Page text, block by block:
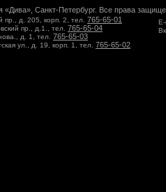
«Дива», Санкт-Петербург. Все права
пр., д. 205, корп. 2, тел. 765-65-01
пр., д.1., тел. 765-65-04
д. 1, тел. 765-65-03
ул., д. 19, корп. 1, тел. 765-65-02